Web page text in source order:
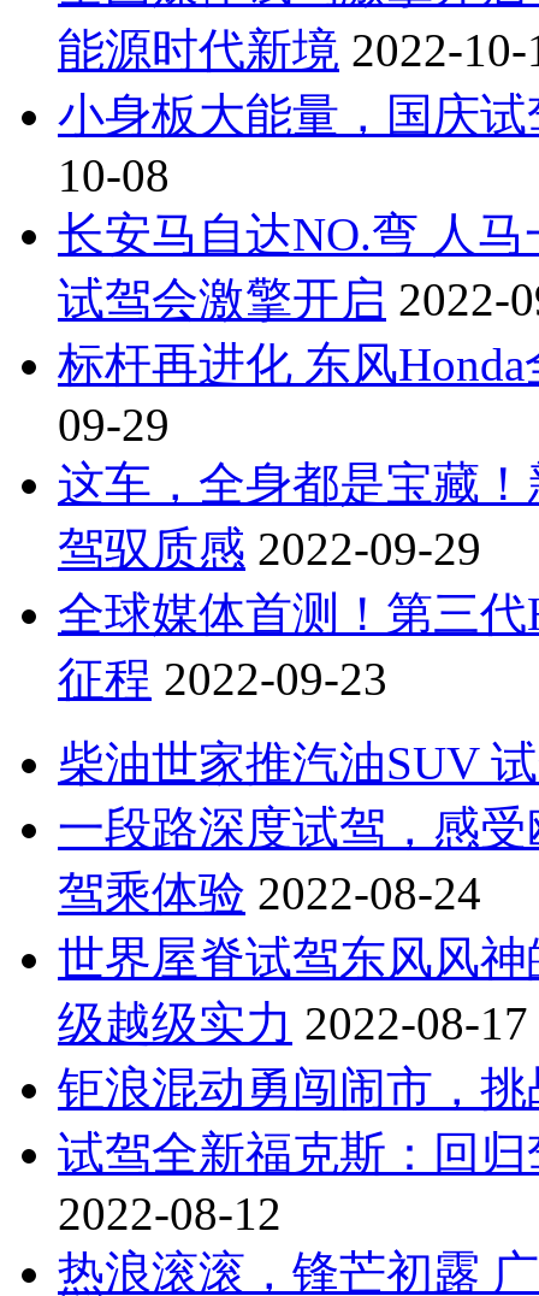
能源时代新境 2022-10-
小身板大能量，国庆
10-08
长安马自达NO.弯 人
试驾会激擎开启 2022-
标杆再进化 东风
09-29
这车，全身都是宝藏
驾驭质感 2022-09-29
全球媒体首测！第三
征程 2022-09-23
柴油世家推汽油SUV
一段路深度试驾，感
驾乘体验 2022-08-24
世界屋脊试驾东风风
级越级实力 2022-08-17
钜浪混动勇闯闹市，
试驾全新福克斯：回
2022-08-12
热浪滚滚，锋芒初露